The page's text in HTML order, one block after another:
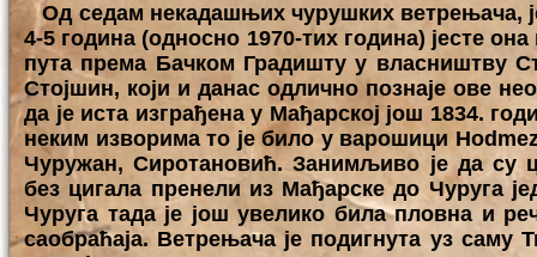
Од седам некадашњих чурушких ветрењача,
4-5 година (односно 1970-тих година) јесте
пута према Бачком Градишту у власништву
Стојшин, који и данас одлично познаје
да је иста изграђена у Мађарској још 1834.
неким изворима то је било у варошици
Чуружан, Сиротановић. Занимљиво је да су
без цигала пренели из Мађарске до Чуруга
Чуруга тада је још увелико била пловна и
саобраћаја. Ветрењача је подигнута уз саму